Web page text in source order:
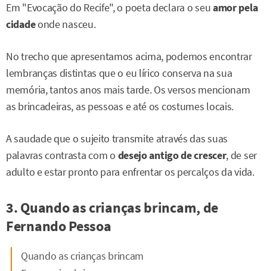
Em "Evocação do Recife", o poeta declara o seuamor pela
cidadeonde nasceu.
No trecho que apresentamos acima, podemos encontrar
lembranças distintas que o eu lírico conserva na sua
memória, tantos anos mais tarde. Os versos mencionam
as brincadeiras, as pessoas e até os costumes locais.
A saudade que o sujeito transmite através das suas
palavras contrasta com o desejo antigo de crescer, de ser
adulto e estar pronto para enfrentar os percalços da vida.
3. Quando as crianças brincam, de
Fernando Pessoa
Quando as crianças brincam